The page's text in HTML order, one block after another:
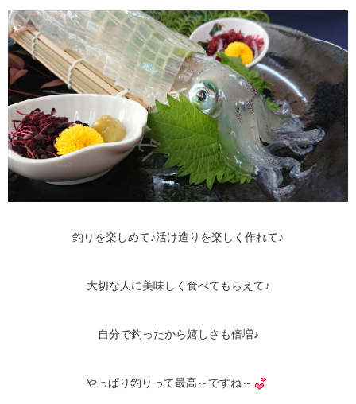
釣りを楽しめて♪活け造りを楽しく作れて♪
大切な人に美味しく食べてもらえて♪
自分で釣ったから嬉しさも倍増♪
やっぱり釣りって最高～ですね～